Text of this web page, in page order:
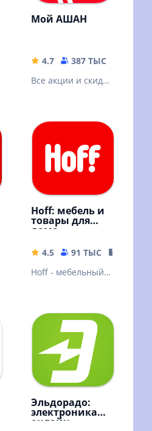
179.79 MB
Мой АШАН
4.7 387 ТЫС
Все акции и скидки
лояльности,
доставка
продуктов
85.11 MB
Hoff: мебель и
товары для
дома
4.5 91 ТЫС
Hoff - мебельный
мебель, декор и
товары для дома.
Эльдорадо:
электроника
онлайн